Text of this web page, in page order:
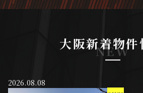
大阪新着物件
NEW
2026.08.08